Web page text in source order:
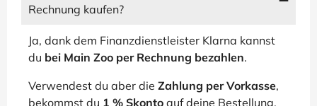
Rechnung kaufen?
Ja, dank dem Finanzdienstleister Klarna kannst
du bei Main Zoo per Rechnung bezahlen.
Verwendest du aber die Zahlung per Vorkasse,
bekommst du 1 % Skonto auf deine Bestellung.